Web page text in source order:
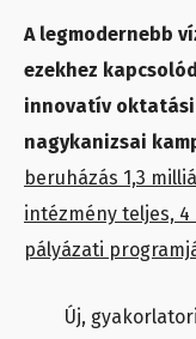
A legmodernebb
ezekhez
innovatív
nagykanizsai
beruházás 1,3
intézmény teljes,
pályázati
Új,